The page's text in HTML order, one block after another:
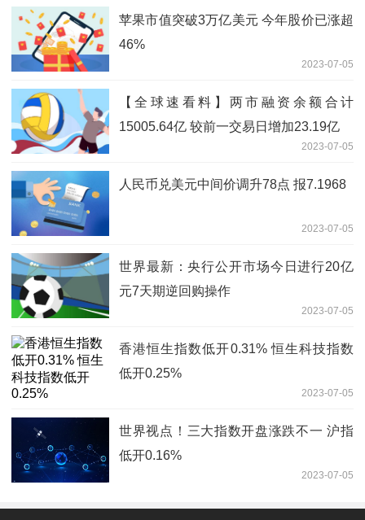
苹果市值突破3万亿美元 今年股价已涨超
46%
2023-07-05
【全球速看料】两市融资余额合计
15005.64亿 较前一交易日增加23.19亿
2023-07-05
人民币兑美元中间价调升78点 报7.1968
2023-07-05
世界最新：央行公开市场今日进行20亿
元7天期逆回购操作
2023-07-05
香港恒生指数低开0.31% 恒生科技指数
低开0.25%
2023-07-05
世界视点！三大指数开盘涨跌不一 沪指
低开0.16%
2023-07-05